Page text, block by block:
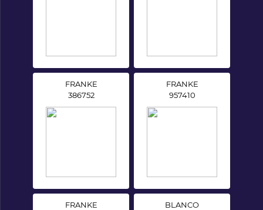
FRANKE
386752
FRANKE
957410
FRANKE
BLANCO